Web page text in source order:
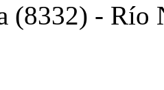
(8332) - Río